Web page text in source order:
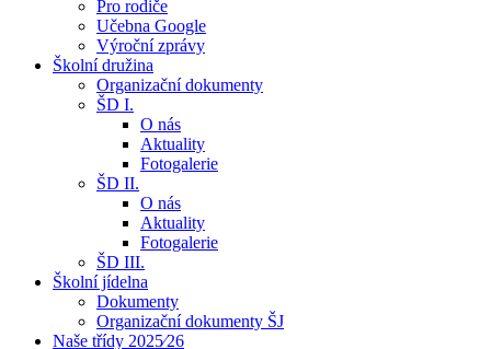
Pro rodiče
Učebna Google
Výroční zprávy
Školní družina
Organizační dokumenty
ŠD I.
O nás
Aktuality
Fotogalerie
ŠD II.
O nás
Aktuality
Fotogalerie
ŠD III.
Školní jídelna
Dokumenty
Organizační dokumenty ŠJ
Naše třídy 2025⁄26